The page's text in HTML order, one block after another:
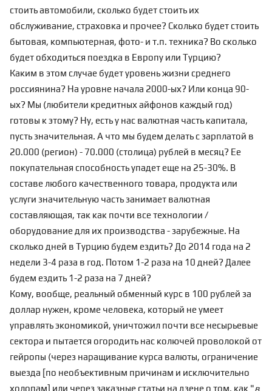
стоить автомобили, сколько будет стоить их
обслуживание, страховка и прочее? Сколько будет стоить
бытовая, компьютерная, фото- и т.п. техника? Во сколько
будет обходиться поездка в Европу или Турцию?
Каким в этом случае будет уровень жизни среднего
россиянина? На уровне начала 2000-ых? Или конца 90-
ых? Мы (любители кредитных айфонов каждый год)
готовы к этому? Ну, есть у нас валютная часть капитала,
пусть значительная. А что мы будем делать с зарплатой в
20.000 (регион) - 70.000 (столица) рублей в месяц? Ее
покупательная способность упадет еще на 25-30%. В
составе любого качественного товара, продукта или
услуги значительную часть занимает валютная
составляющая, так как почти все технологии /
оборудование для их производства - зарубежные. На
сколько дней в Турцию будем ездить? До 2014 года на 2
недели 3-4 раза в год. Потом 1-2 раза на 10 дней? Далее
будем ездить 1-2 раза на 7 дней?
Кому, вообще, реальный обменный курс в 100 рублей за
доллар нужен, кроме человека, который не умеет
управлять экономикой, уничтожил почти все несырьевые
сектора и пытается огородить нас колючей проволокой от
гейропы (через наращивание курса валюты, ограничение
выезда [по необъективным причинам и исключительно
холопам] или через заказные статьи на дзене о том, как "в